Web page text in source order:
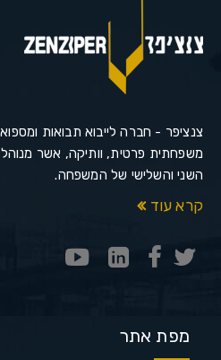
צנציפר - חברה לייבוא תבואות
משפחתית פרטית, וותיקה, אשר
השני והשלישי של המשפחה.
קרא עוד
מפת אתר